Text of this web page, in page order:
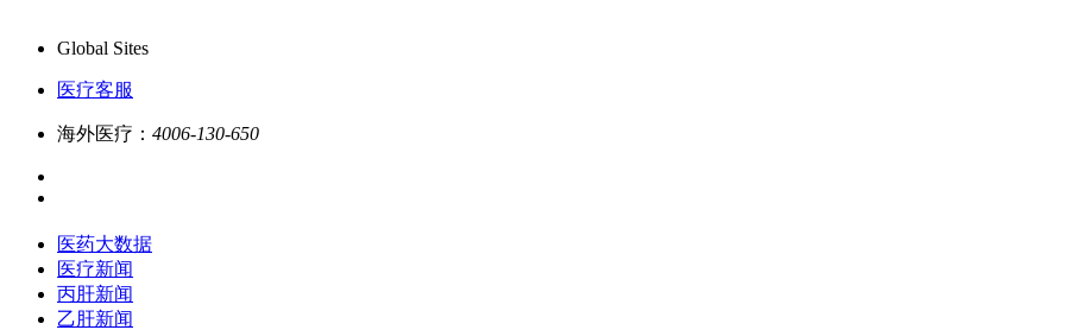
Global Sites
医疗客服
海外医疗： 4006-130-650
医药大数据
医疗新闻
丙肝新闻
乙肝新闻